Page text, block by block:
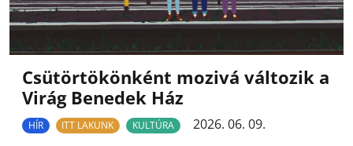
Csütörtökönként mozivá változik a
Virág Benedek Ház
HÍR ITT LAKUNK KULTÚRA
2026. 06. 09.